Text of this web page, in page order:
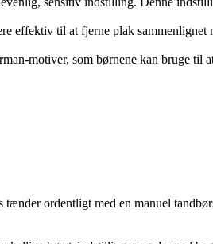
effektiv til at fjerne plak sammenlignet
motiver, som børnene kan bruge til
ordentligt med en manuel